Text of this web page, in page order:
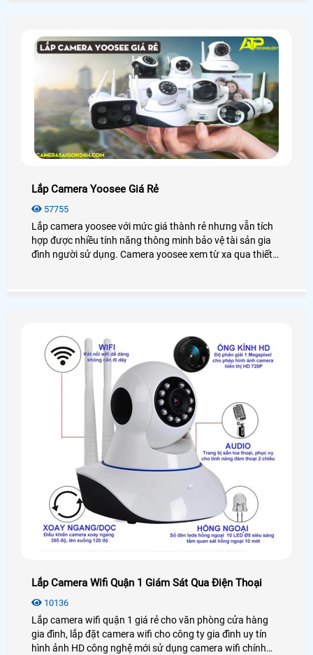
Lắp Camera Yoosee Giá Rẻ
57755
Lắp camera yoosee với mức giá thành rẻ nhưng vẫn tích
hợp được nhiều tính năng thông minh bảo vệ tài sản gia
đình người sử dụng. Camera yoosee xem từ xa qua thiết
Lắp Camera Wifi Quận 1 Giám Sát Qua Điện Thoại
10136
Lắp camera wifi quận 1 giá rẻ cho văn phòng cửa hàng
gia đình, lắp đặt camera wifi cho công ty gia đình uy tín
hình ảnh HD công nghệ mới sử dụng camera wifi chính